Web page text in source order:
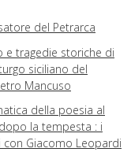
del Petrarca
e tragedie storiche di
siciliano del
Mancuso
della poesia al
la tempesta : i
con Giacomo Leopardi